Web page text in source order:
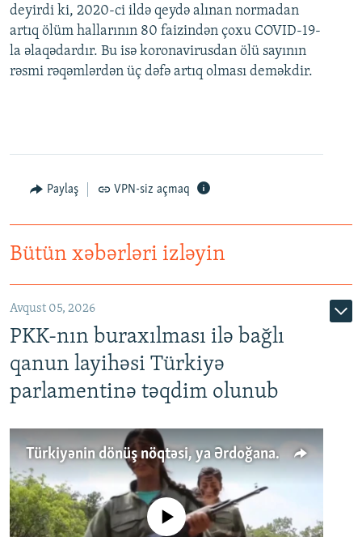
deyirdi ki, 2020-ci ildə qeydə alınan normadan
artıq ölüm hallarının 80 faizindən çoxu COVID-19-
la əlaqədardır. Bu isə koronavirusdan ölü sayının
rəsmi rəqəmlərdən üç dəfə artıq olması deməkdir.
Paylaş VPN-siz açmaq
Bütün xəbərləri izləyin
Avqust 05, 2026
PKK-nın buraxılması ilə bağlı
qanun layihəsi Türkiyə
parlamentinə təqdim olunub
Türkiyənin dönüş nöqtəsi, ya Ərdoğana üçüncü şans: PKK ilə qəfil barışıq nə deməkdir?
No media source currently available